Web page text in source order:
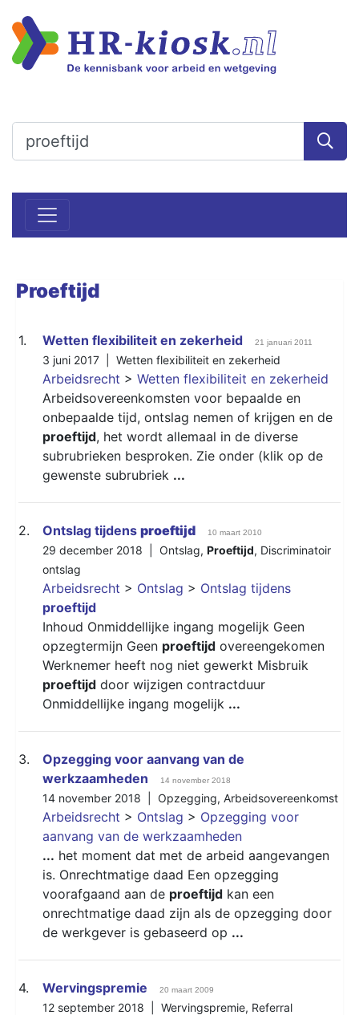
Proeftijd
1. Wetten flexibiliteit en zekerheid 21 januari 2011
3 juni 2017 | Wetten flexibiliteit en zekerheid
Arbeidsrecht > Wetten flexibiliteit en zekerheid
Arbeidsovereenkomsten voor bepaalde en
onbepaalde tijd, ontslag nemen of krijgen en de
proeftijd, het wordt allemaal in de diverse
subrubrieken besproken. Zie onder (klik op de
gewenste subrubriek ...
2. Ontslag tijdens proeftijd 10 maart 2010
29 december 2018 | Ontslag, Proeftijd, Discriminatoir
ontslag
Arbeidsrecht > Ontslag > Ontslag tijdens
proeftijd
Inhoud Onmiddellijke ingang mogelijk Geen
opzegtermijn Geen proeftijd overeengekomen
Werknemer heeft nog niet gewerkt Misbruik
proeftijd door wijzigen contractduur
Onmiddellijke ingang mogelijk ...
3.
Opzegging voor aanvang van de
werkzaamheden
14 november 2018
14 november 2018 | Opzegging, Arbeidsovereenkomst
Arbeidsrecht > Ontslag > Opzegging voor
aanvang van de werkzaamheden
... het moment dat met de arbeid aangevangen
is. Onrechtmatige daad Een opzegging
voorafgaand aan de proeftijd kan een
onrechtmatige daad zijn als de opzegging door
de werkgever is gebaseerd op ...
4. Wervingspremie 20 maart 2009
12 september 2018 | Wervingspremie, Referral